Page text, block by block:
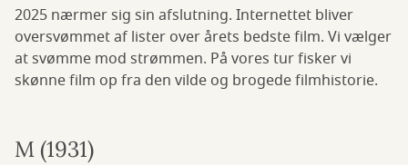
2025 nærmer sig sin afslutning. Internettet bliver
oversvømmet af lister over årets bedste film. Vi vælger
at svømme mod strømmen. På vores tur fisker vi
skønne film op fra den vilde og brogede filmhistorie.
M (1931)